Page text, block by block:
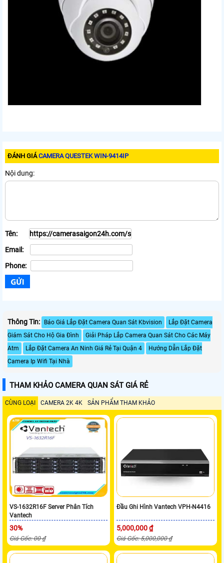
ĐÁNH GIÁCAMERA QUESTEK WIN-9414IP
Nội dung:
Tên:
Email:
Phone:
Thông Tin: Báo Giá Lắp Đặt Camera Quan Sát Kbvision
Lắp Đặt Camera
Giám Sát Cho Hộ Gia Đình
Giải Pháp Lắp Camera Quan Sát Cho Các Máy
Atm
Lắp Đặt Camera An Ninh Giá Rẻ Tại Quận 4
Hướng Dẫn Lắp Đặt
Camera Ip Wifi Tại Nhà
THAM KHẢO CAMERA QUAN SÁT GIÁ RẺ
CÙNG LOẠI CAMERA 2K 4K SẢN PHẨM THAM KHẢO
VS-1632R16F Server Phân Tích
Vantech
30%
Giá Gốc: 00 ₫
Đầu Ghi Hình Vantech VPH-N4416
5,000,000 ₫
Giá Gốc: 5,000,000 ₫